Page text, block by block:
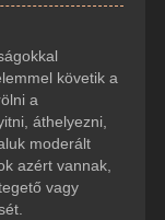
követik a
a
áthelyezni,
moderált
azért vannak,
vagy